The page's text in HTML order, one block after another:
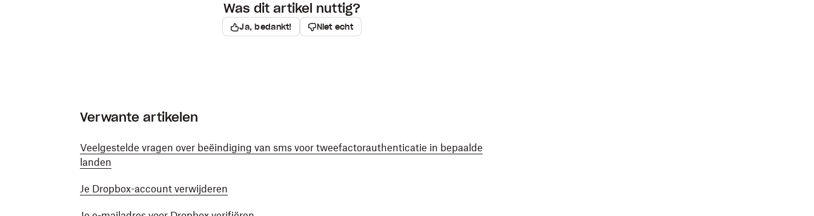
Was dit artikel nuttig?
Ja, bedankt! Niet echt
Verwante artikelen
Veelgestelde vragen over beëindiging van sms voor tweefactorauthenticatie in bepaalde
landen
Je Dropbox-account verwijderen